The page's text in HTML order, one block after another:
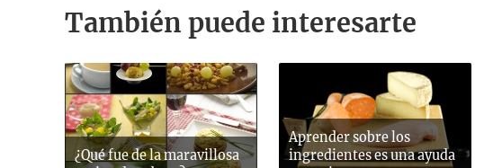
También puede interesarte
¿Qué fue de la maravillosa
Aprender sobre los
ingredientes es una ayuda